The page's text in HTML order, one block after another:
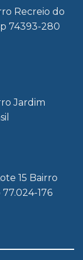
Recreio do
74393-280
Jardim
15 Bairro
176